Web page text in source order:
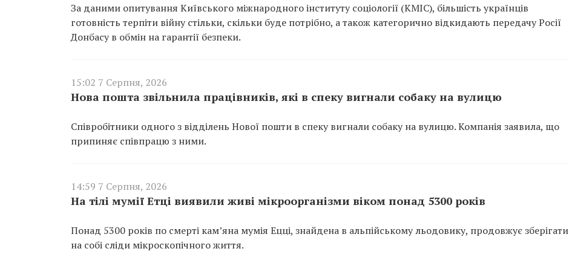
За даними опитування Київського міжнародного інституту соціології (КМІС), більшість українців
готовність терпіти війну стільки, скільки буде потрібно, а також категорично відкидають передачу Росії
Донбасу в обмін на гарантії безпеки.
15:02 7 Серпня, 2026
Нова пошта звільнила працівників, які в спеку вигнали собаку на вулицю
Співробітники одного з відділень Нової пошти в спеку вигнали собаку на вулицю. Компанія заявила, що
припиняє співпрацю з ними.
14:59 7 Серпня, 2026
На тілі мумії Етці виявили живі мікроорганізми віком понад 5300 років
Понад 5300 років по смерті кам’яна мумія Ецці, знайдена в альпійському льодовику, продовжує зберігати
на собі сліди мікроскопічного життя.